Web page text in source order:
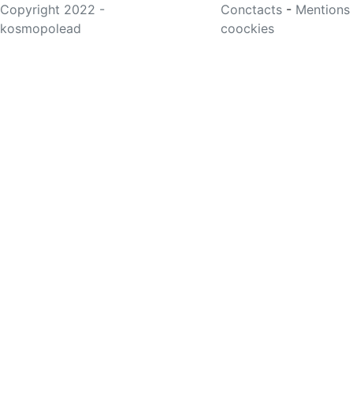
Copyright 2022 -
kosmopolead
Conctacts -
coockies